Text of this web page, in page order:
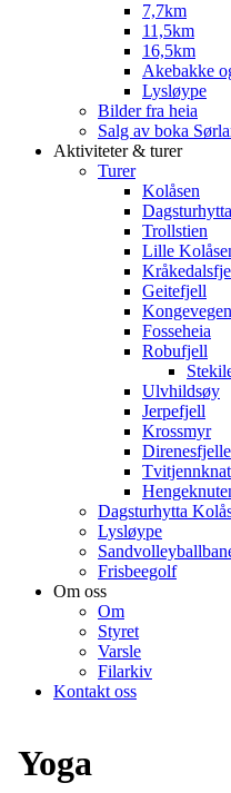
7,7km
11,5km
16,5km
Akebakke
Lysløype
Bilder fra heia
Salg av boka
Aktiviteter & turer
Turer
Kolåsen
Trollstien
Lille
Geitefjell
Fosseheia
Robufjell
Ulvhildsøy
Jerpefjell
Krossmyr
Dagsturhytta
Lysløype
Frisbeegolf
Om oss
Om
Styret
Varsle
Filarkiv
Kontakt oss
Yoga